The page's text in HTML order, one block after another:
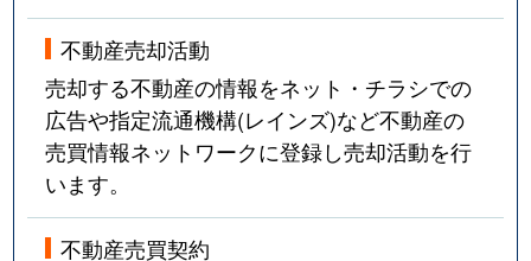
不動産売却活動
売却する不動産の情報をネット・チラシでの
広告や指定流通機構(レインズ)など不動産の
売買情報ネットワークに登録し売却活動を行
います。
不動産売買契約